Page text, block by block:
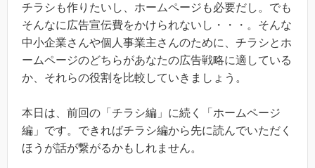
チラシも作りたいし、ホームページも必要だし。でも
そんなに広告宣伝費をかけられないし・・・。そんな
中小企業さんや個人事業主さんのために、チラシとホ
ームページのどちらがあなたの広告戦略に適している
か、それらの役割を比較していきましょう。
本日は、前回の「チラシ編」に続く「ホームページ
編」です。できればチラシ編から先に読んでいただく
ほうが話が繋がるかもしれません。